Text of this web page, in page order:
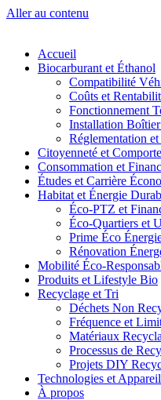
Aller au contenu
Accueil
Biocarburant et Éthanol
Compatibilité
Coûts et
Fonctionnement
Installation
Réglementation
Citoyenneté et
Consommation et
Études et Carrière
Habitat et Énergie
Éco-PTZ et
Éco-Quartiers et
Prime Éco
Rénovation
Mobilité Éco-
Produits et Lifestyle Bio
Recyclage et Tri
Déchets Non
Fréquence et
Matériaux
Processus de
Projets DIY
Technologies et
À propos